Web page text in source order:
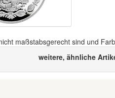
maßstabsgerecht sind und
weitere, ähnliche